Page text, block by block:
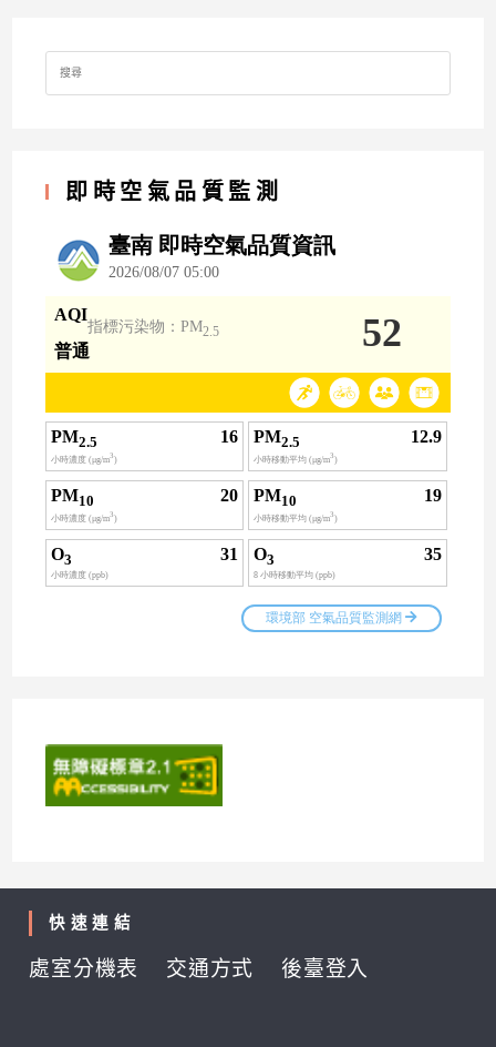
Search
for:
即時空氣品質監測
快速連結
處室分機表 交通方式 後臺登入